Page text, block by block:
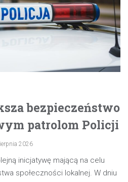
bezpieczeństwo
patrolom Policji
2026
inicjatywę mającą na celu
społeczności lokalnej. W dniu